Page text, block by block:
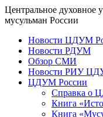
Центральное духовное
мусульман России
Новости ЦДУМ
Новости РДУМ
Обзор СМИ
Новости РИУ
ЦДУМ России
Справка о
Книга
Книга